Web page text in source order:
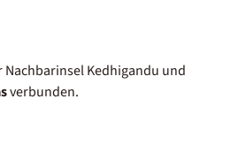
Nachbarinsel Kedhigandu und
verbunden.